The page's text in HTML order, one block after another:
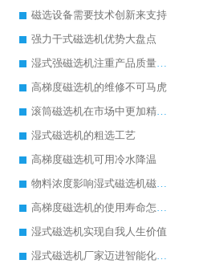
磁选设备需要技术创新来支持
强力干式磁选机优势大盘点
湿式强磁选机注重产品质量提升
高梯度磁选机的维修不可马虎
滚筒磁选机在市场中更加精彩发展
湿式磁选机的粗选工艺
高梯度磁选机可用冷水降温
物料浓度影响湿式磁选机磁选效果
高梯度磁选机的使用寿命怎么延长
湿式磁选机实现自我人生价值
湿式磁选机厂家迈进智能化生产行列